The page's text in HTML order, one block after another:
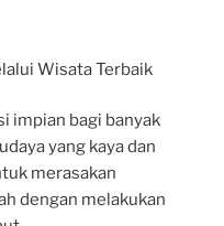
Wisata Terbaik
impian bagi banyak
yang kaya dan
merasakan
dengan melakukan